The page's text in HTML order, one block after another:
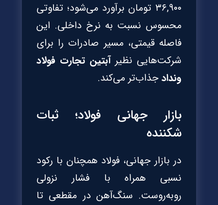
۳۶,۹۰۰ تومان برآورد می‌شود؛ تفاوتی
محسوس نسبت به نرخ داخلی. این
فاصله قیمتی، مسیر صادرات را برای
شرکت‌هایی نظیرآبتین تجارت فولاد
وندادجذاب‌تر می‌کند.
بازار جهانی فولاد؛ ثبات
شکننده
در بازار جهانی، فولاد همچنان با رکود
نسبی همراه با فشار نزولی
روبه‌روست. سنگ‌آهن در مقطعی تا